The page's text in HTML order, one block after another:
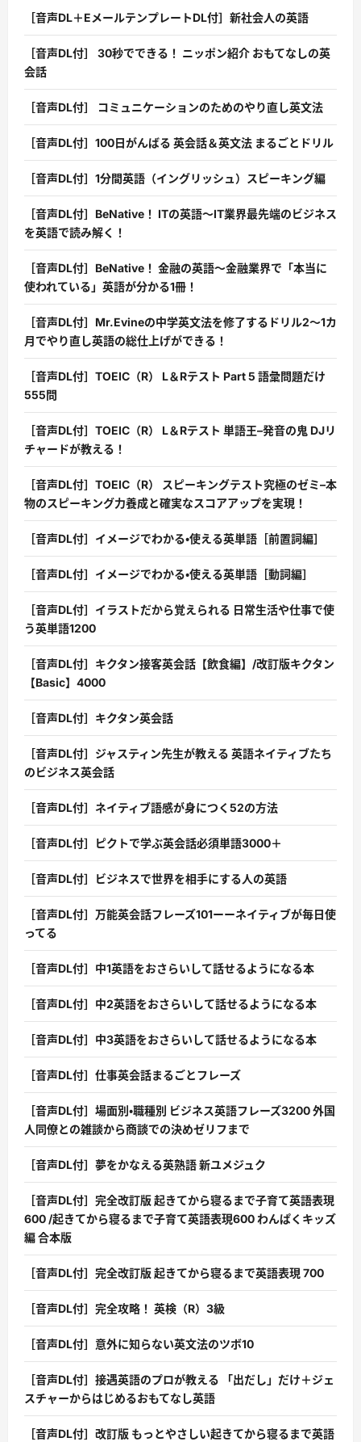
［音声DL＋EメールテンプレートDL付］新社会人の英語
［音声DL付］ 30秒でできる！ ニッポン紹介 おもてなしの英
会話
［音声DL付］ コミュニケーションのためのやり直し英文法
［音声DL付］100日がんばる 英会話＆英文法 まるごとドリル
［音声DL付］1分間英語（イングリッシュ）スピーキング編
［音声DL付］BeNative！ ITの英語〜IT業界最先端のビジネス
を英語で読み解く！
［音声DL付］BeNative！ 金融の英語〜金融業界で「本当に
使われている」英語が分かる1冊！
［音声DL付］Mr.Evineの中学英文法を修了するドリル2〜1カ
月でやり直し英語の総仕上げができる！
［音声DL付］TOEIC（R） L＆Rテスト Part 5 語彙問題だけ
555問
［音声DL付］TOEIC（R） L＆Rテスト 単語王–発音の鬼 DJリ
チャードが教える！
［音声DL付］TOEIC（R） スピーキングテスト究極のゼミ–本
物のスピーキング力養成と確実なスコアアップを実現！
［音声DL付］イメージでわかる・使える英単語［前置詞編］
［音声DL付］イメージでわかる・使える英単語［動詞編］
［音声DL付］イラストだから覚えられる 日常生活や仕事で使
う英単語1200
［音声DL付］キクタン接客英会話【飲食編】/改訂版キクタン
【Basic】4000
［音声DL付］キクタン英会話
［音声DL付］ジャスティン先生が教える 英語ネイティブたち
のビジネス英会話
［音声DL付］ネイティブ語感が身につく52の方法
［音声DL付］ピクトで学ぶ英会話必須単語3000＋
［音声DL付］ビジネスで世界を相手にする人の英語
［音声DL付］万能英会話フレーズ101ーーネイティブが毎日使
ってる
［音声DL付］中1英語をおさらいして話せるようになる本
［音声DL付］中2英語をおさらいして話せるようになる本
［音声DL付］中3英語をおさらいして話せるようになる本
［音声DL付］仕事英会話まるごとフレーズ
［音声DL付］場面別・職種別 ビジネス英語フレーズ3200 外国
人同僚との雑談から商談での決めゼリフまで
［音声DL付］夢をかなえる英熟語 新ユメジュク
［音声DL付］完全改訂版 起きてから寝るまで子育て英語表現
600 /起きてから寝るまで子育て英語表現600 わんぱくキッズ
編 合本版
［音声DL付］完全改訂版 起きてから寝るまで英語表現 700
［音声DL付］完全攻略！ 英検（R）3級
［音声DL付］意外に知らない英文法のツボ10
［音声DL付］接遇英語のプロが教える 「出だし」だけ＋ジェ
スチャーからはじめるおもてなし英語
［音声DL付］改訂版 もっとやさしい起きてから寝るまで英語